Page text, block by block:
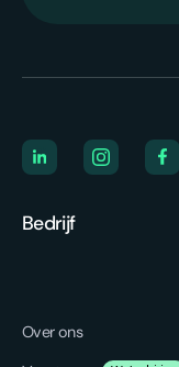
Bedrijf
Over ons